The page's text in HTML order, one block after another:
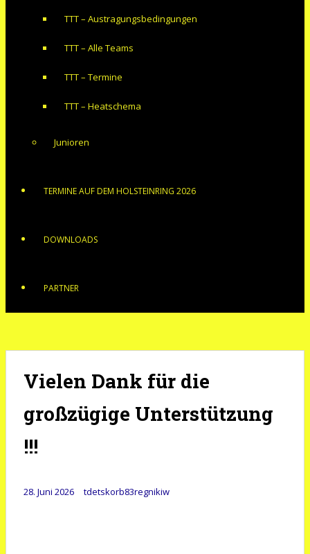
TTT – Austragungsbedingungen
TTT – Alle Teams
TTT – Termine
TTT – Heatschema
Junioren
TERMINE AUF DEM HOLSTEINRING 2026
DOWNLOADS
PARTNER
Vielen Dank für die
großzügige Unterstützung
!!!
28. Juni 2026 tdetskorb83regnikiw